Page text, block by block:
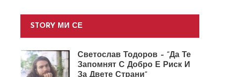
STORY МИ СЕ
Светослав Тодоров – “Да Те
Запомнят С Добро Е Риск И
За Двете Страни”